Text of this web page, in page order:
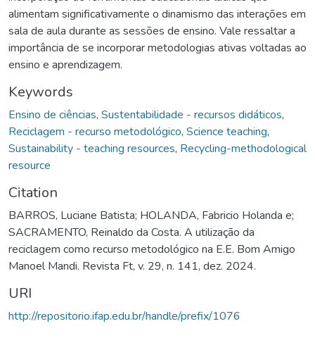
alimentam significativamente o dinamismo das interações em
sala de aula durante as sessões de ensino. Vale ressaltar a
importância de se incorporar metodologias ativas voltadas ao
ensino e aprendizagem.
Keywords
Ensino de ciências, Sustentabilidade - recursos didáticos,
Reciclagem - recurso metodológico, Science teaching,
Sustainability - teaching resources, Recycling-methodological
resource
Citation
BARROS, Luciane Batista; HOLANDA, Fabricio Holanda e;
SACRAMENTO, Reinaldo da Costa. A utilização da
reciclagem como recurso metodológico na E.E. Bom Amigo
Manoel Mandi. Revista Ft, v. 29, n. 141, dez. 2024.
URI
http://repositorio.ifap.edu.br/handle/prefix/1076